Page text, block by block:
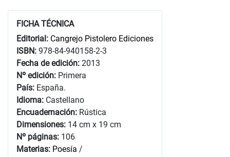
FICHA TÉCNICA
Editorial: Cangrejo Pistolero Ediciones
ISBN: 978-84-940158-2-3
Fecha de edición: 2013
Nº edición: Primera
País: España.
Idioma: Castellano
Encuadernación: Rústica
Dimensiones: 14 cm x 19 cm
Nº páginas: 106
Materias: Poesía /